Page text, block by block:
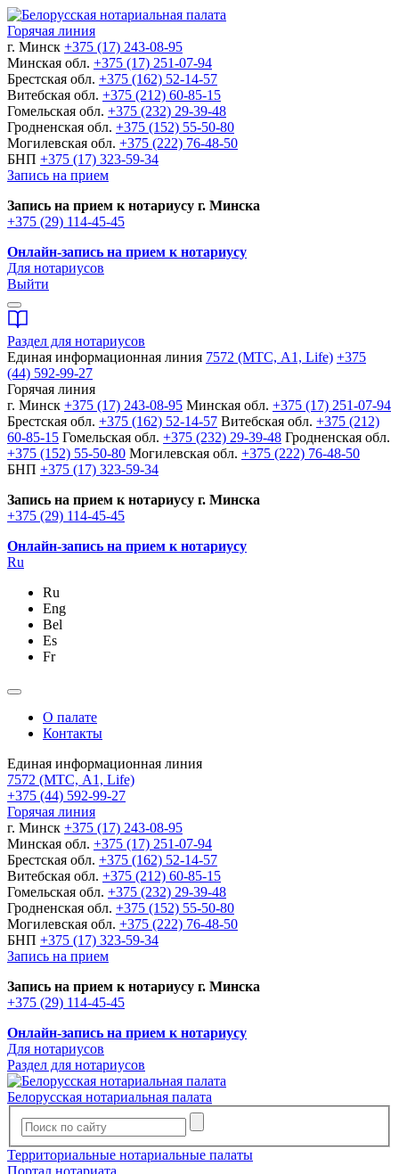
Горячая линия
г. Минск +375 (17) 243-08-95
Минская обл. +375 (17) 251-07-94
Брестская обл. +375 (162) 52-14-57
Витебская обл. +375 (212) 60-85-15
Гомельская обл. +375 (232) 29-39-48
Гродненская обл. +375 (152) 55-50-80
Могилевская обл. +375 (222) 76-48-50
БНП +375 (17) 323-59-34
Запись на прием
Запись на прием к нотариусу г. Минска
+375 (29) 114-45-45
Онлайн-запись на прием к нотариусу
Для нотариусов
Выйти
Раздел для нотариусов
Единая информационная линия 7572 (МТС, A1, Life) +375
(44) 592-99-27
Горячая линия
г. Минск +375 (17) 243-08-95 Минская обл. +375 (17) 251-07-94
Брестская обл. +375 (162) 52-14-57 Витебская обл. +375 (212)
60-85-15 Гомельская обл. +375 (232) 29-39-48 Гродненская обл.
+375 (152) 55-50-80 Могилевская обл. +375 (222) 76-48-50
БНП +375 (17) 323-59-34
Запись на прием к нотариусу г. Минска
+375 (29) 114-45-45
Онлайн-запись на прием к нотариусу
Ru
Ru
Eng
Bel
Es
Fr
О палате
Контакты
Единая информационная линия
7572 (МТС, A1, Life)
+375 (44) 592-99-27
Горячая линия
г. Минск +375 (17) 243-08-95
Минская обл. +375 (17) 251-07-94
Брестская обл. +375 (162) 52-14-57
Витебская обл. +375 (212) 60-85-15
Гомельская обл. +375 (232) 29-39-48
Гродненская обл. +375 (152) 55-50-80
Могилевская обл. +375 (222) 76-48-50
БНП +375 (17) 323-59-34
Запись на прием
Запись на прием к нотариусу г. Минска
+375 (29) 114-45-45
Онлайн-запись на прием к нотариусу
Для нотариусов
Раздел для нотариусов
Белорусская нотариальная палата
Территориальные нотариальные палаты
Портал нотариата